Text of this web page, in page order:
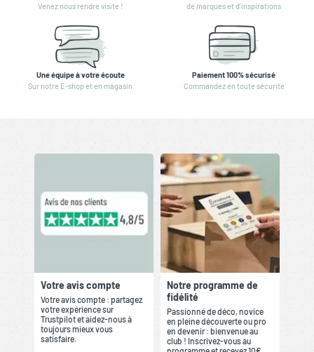
Venez nous rendre visite !
de marques et d'inspirations
Une équipe à votre écoute
Sur notre E-shop et en magasin
Paiement 100% sécurisé
Commandez en toute sécurité
Votre avis compte
Votre avis compte : partagez
votre expérience sur
Trustpilot et aidez-nous à
toujours mieux vous
satisfaire.
Notre programme de
fidélité
Passionné de déco, novice
en pleine découverte ou pro
en devenir : bienvenue au
club ! Inscrivez-vous au